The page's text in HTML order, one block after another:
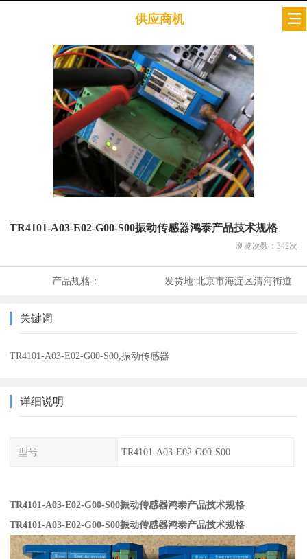
供应商机
TR4101-A03-E02-G00-S00振动传感器鸿泰产品技术规格
浏览次数： 342次
产品规格： 发货地:北京市海淀区清河街道
关键词
TR4101-A03-E02-G00-S00,振动传感器
详细说明
型号 TR4101-A03-E02-G00-S00
TR4101-A03-E02-G00-S00振动传感器鸿泰产品技术规格
TR4101-A03-E02-G00-S00振动传感器鸿泰产品技术规格